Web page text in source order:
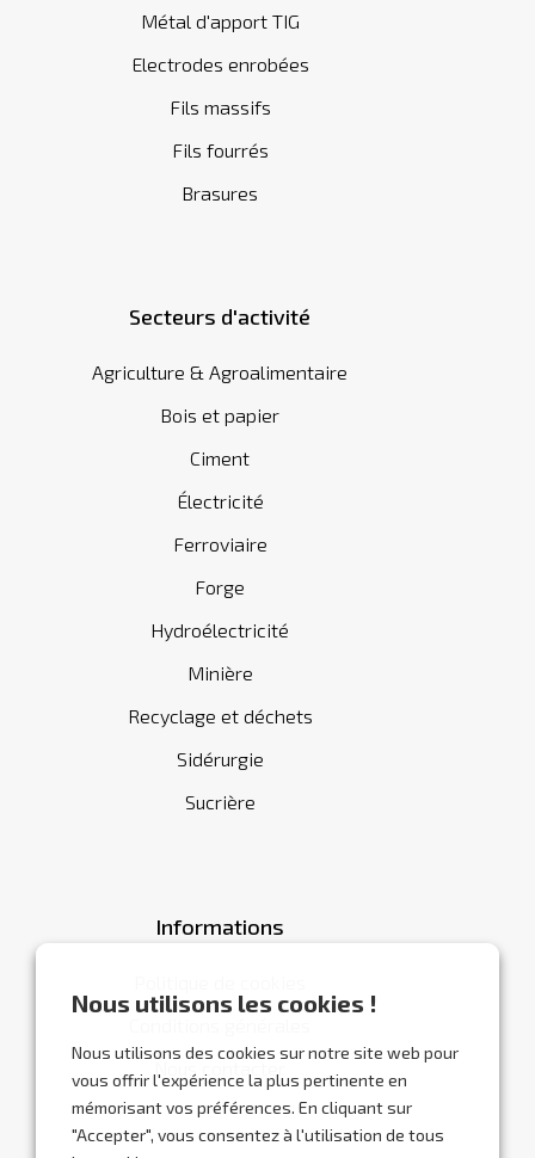
Nous utilisons les cookies !
Nous utilisons des cookies sur notre site web pour
vous offrir l'expérience la plus pertinente en
mémorisant vos préférences. En cliquant sur
"Accepter", vous consentez à l'utilisation de tous
Métal d'apport TIG
Electrodes enrobées
Fils massifs
Fils fourrés
Brasures
Secteurs d'activité
Agriculture & Agroalimentaire
Bois et papier
Ciment
Électricité
Ferroviaire
Forge
Hydroélectricité
Minière
Recyclage et déchets
Sidérurgie
Sucrière
Informations
Nous contacter